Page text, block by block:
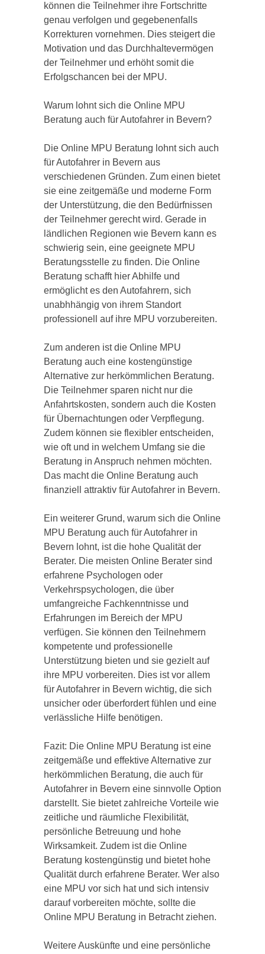
können die Teilnehmer ihre Fortschritte
genau verfolgen und gegebenenfalls
Korrekturen vornehmen. Dies steigert die
Motivation und das Durchhaltevermögen
der Teilnehmer und erhöht somit die
Erfolgschancen bei der MPU.
Warum lohnt sich die Online MPU
Beratung auch für Autofahrer in Bevern?
Die Online MPU Beratung lohnt sich auch
für Autofahrer in Bevern aus
verschiedenen Gründen. Zum einen bietet
sie eine zeitgemäße und moderne Form
der Unterstützung, die den Bedürfnissen
der Teilnehmer gerecht wird. Gerade in
ländlichen Regionen wie Bevern kann es
schwierig sein, eine geeignete MPU
Beratungsstelle zu finden. Die Online
Beratung schafft hier Abhilfe und
ermöglicht es den Autofahrern, sich
unabhhängig von ihrem Standort
professionell auf ihre MPU vorzubereiten.
Zum anderen ist die Online MPU
Beratung auch eine kostengünstige
Alternative zur herkömmlichen Beratung.
Die Teilnehmer sparen nicht nur die
Anfahrtskosten, sondern auch die Kosten
für Übernachtungen oder Verpflegung.
Zudem können sie flexibler entscheiden,
wie oft und in welchem Umfang sie die
Beratung in Anspruch nehmen möchten.
Das macht die Online Beratung auch
finanziell attraktiv für Autofahrer in Bevern.
Ein weiterer Grund, warum sich die Online
MPU Beratung auch für Autofahrer in
Bevern lohnt, ist die hohe Qualität der
Berater. Die meisten Online Berater sind
erfahrene Psychologen oder
Verkehrspsychologen, die über
umfangreiche Fachkenntnisse und
Erfahrungen im Bereich der MPU
verfügen. Sie können den Teilnehmern
kompetente und professionelle
Unterstützung bieten und sie gezielt auf
ihre MPU vorbereiten. Dies ist vor allem
für Autofahrer in Bevern wichtig, die sich
unsicher oder überfordert fühlen und eine
verlässliche Hilfe benötigen.
Fazit: Die Online MPU Beratung ist eine
zeitgemäße und effektive Alternative zur
herkömmlichen Beratung, die auch für
Autofahrer in Bevern eine sinnvolle Option
darstellt. Sie bietet zahlreiche Vorteile wie
zeitliche und räumliche Flexibilität,
persönliche Betreuung und hohe
Wirksamkeit. Zudem ist die Online
Beratung kostengünstig und bietet hohe
Qualität durch erfahrene Berater. Wer also
eine MPU vor sich hat und sich intensiv
darauf vorbereiten möchte, sollte die
Online MPU Beratung in Betracht ziehen.
Weitere Auskünfte und eine persönliche